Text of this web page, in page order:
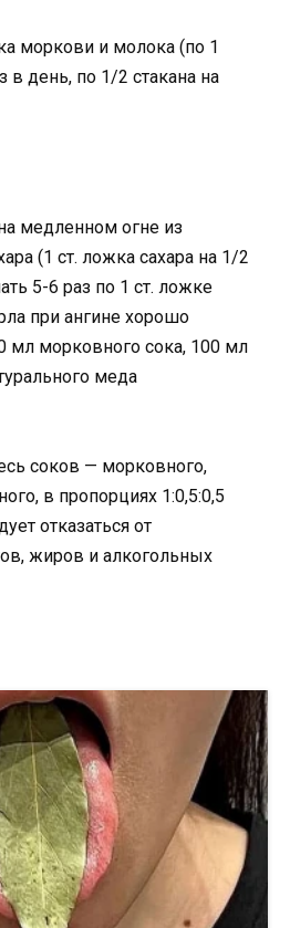
моркови и молока (по 1
в день, по 1/2 стакана на
медленном огне из
(1 ст. ложка сахара на 1/2
5-6 раз по 1 ст. ложке
при ангине хорошо
мл морковного сока, 100 мл
меда
соков — морковного,
в пропорциях 1:0,5:0,5
отказаться от
жиров и алкогольных